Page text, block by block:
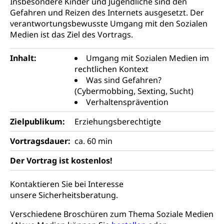
Gefahren und Reizen des Internets ausgesetzt. Der
verantwortungsbewusste Umgang mit den Sozialen
Medien ist das Ziel des Vortrags.
Inhalt:
Umgang mit Sozialen Medien im
rechtlichen Kontext
Was sind Gefahren?
(Cybermobbing, Sexting, Sucht)
Verhaltensprävention
Zielpublikum:
Erziehungsberechtigte
Vortragsdauer: ca. 60 min
Der Vortrag ist kostenlos!
Kontaktieren Sie bei Interesse
unsere Sicherheitsberatung.
Verschiedene Broschüren zum Thema Soziale Medien
Schulliste
Heilpädagogische Schulen
Freiwilliger Schulsport
Fachstelle Hochschulbildung
Freiwilliges Kindergarten Jahr
Kinderbetreuung
Freiwilliges Kindergarten Jahr
Frühe Sprachförderung
Kindergarten & Basisstufe
Frühe Förderung
Gesundheit und Soziales
Konsumentenschutz
Konsumentenrechte, Produktsicherheit,
Preisüberwachung, Preisüberwacher,
Konsumentenorganisation, parallele Einfuhr,
regionale Erschöpfung, nationale Erschöpfung,
internationale Erschöpfung, Preisabsprache, Kartell,
Cassis-deDijon-Prinzip
Lebensmittelkontrolle und
Krankenversicherung
Unfallversicherung, Berufsunfallversicherung,
Krankheit, Unfall, Prämienverbilligung,
Krankenkasse
Krankenversicherung (WAS Luzern)